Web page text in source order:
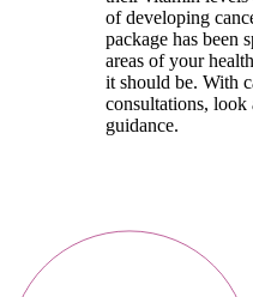
of developing
package has been
areas of your
it should be. With
consultations,
guidance.